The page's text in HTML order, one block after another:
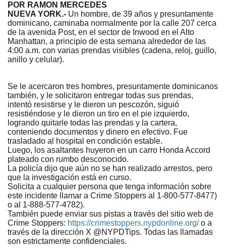
POR RAMON MERCEDES
NUEVA YORK.- Un hombre, de 39 años y presuntamente
dominicano, caminaba normalmente por la calle 207 cerca
de la avenida Post, en el sector de Inwood en el Alto
Manhattan, a principio de esta semana alrededor de las
4:00 a.m. con varias prendas visibles (cadena, reloj, guillo,
anillo y celular).
Se le acercaron tres hombres, presuntamente dominicanos
también, y le solicitaron entregar todas sus prendas,
intentó resistirse y le dieron un pescozón, siguió
resistiéndose y le dieron un tiro en el pie izquierdo,
logrando quitarle todas las prendas y la cartera,
conteniendo documentos y dinero en efectivo. Fue
trasladado al hospital en condición estable.
Luego, los asaltantes huyeron en un carro Honda Accord
plateado con rumbo desconocido.
La policía dijo que aún no se han realizado arrestos, pero
que la investigación está en curso.
Solicita a cualquier persona que tenga información sobre
este incidente llamar a Crime Stoppers al 1-800-577-8477)
o al 1-888-577-4782).
También puede enviar sus pistas a través del sitio web de
Crime Stoppers: https://crimestoppers.nypdonline.org/ o a
través de la dirección X @NYPDTips. Todas las llamadas
son estrictamente confidenciales.